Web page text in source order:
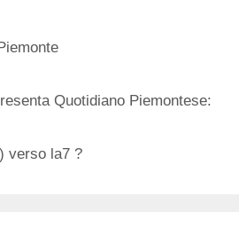
Quotidiano Piemontese:
verso la7 ?